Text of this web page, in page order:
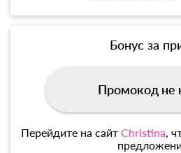
Бонус за
Промокод не
Перейдите на сайт Christina,